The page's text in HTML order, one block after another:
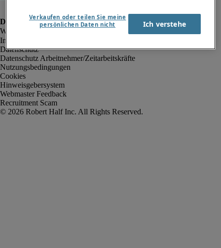
Impressum
Datenschutz
Datenschutz Arbeitnehmer/Zeitarbeitskräfte
Nutzungsbedingungen
Cookies
Hinweisgebersystem
Webmaster Feedback
Recruitment Scam
Verkaufen oder teilen Sie meine
persönlichen Daten nicht
Ich verstehe